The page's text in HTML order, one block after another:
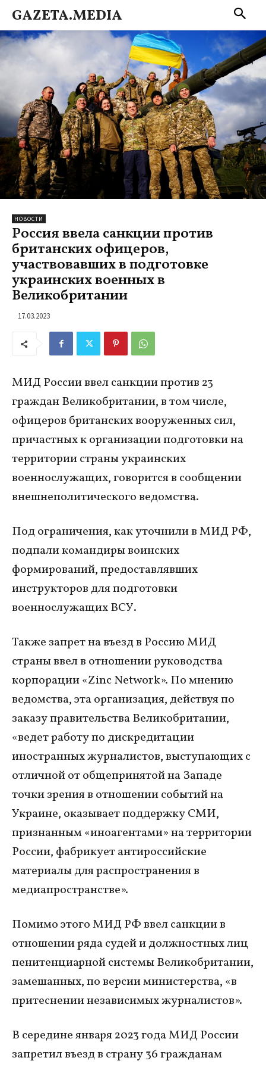
GAZETA.MEDIA
НОВОСТИ
Россия ввела санкции против
британских офицеров,
участвовавших в подготовке
украинских военных в
Великобритании
17.03.2023
МИД России ввел санкции против 23
граждан Великобритании, в том числе,
офицеров британских вооруженных сил,
причастных к организации подготовки на
территории страны украинских
военнослужащих, говорится в сообщении
внешнеполитического ведомства.
Под ограничения, как уточнили в МИД РФ,
подпали командиры воинских
формирований, предоставлявших
инструкторов для подготовки
военнослужащих ВСУ.
Также запрет на въезд в Россию МИД
страны ввел в отношении руководства
корпорации «Zinc Network». По мнению
ведомства, эта организация, действуя по
заказу правительства Великобритании,
«ведет работу по дискредитации
иностранных журналистов, выступающих с
отличной от общепринятой на Западе
точки зрения в отношении событий на
Украине, оказывает поддержку СМИ,
признанным «иноагентами» на территории
России, фабрикует антироссийские
материалы для распространения в
медиапространстве».
Помимо этого МИД РФ ввел санкции в
отношении ряда судей и должностных лиц
пенитенциарной системы Великобритании,
замешанных, по версии министерства, «в
притеснении независимых журналистов».
В середине января 2023 года МИД России
запретил въезд в страну 36 гражданам